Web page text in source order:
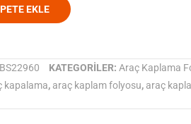
EKLE
KATEGORILER: Araç Kaplama
kapalama, araç kaplam folyosu, araç